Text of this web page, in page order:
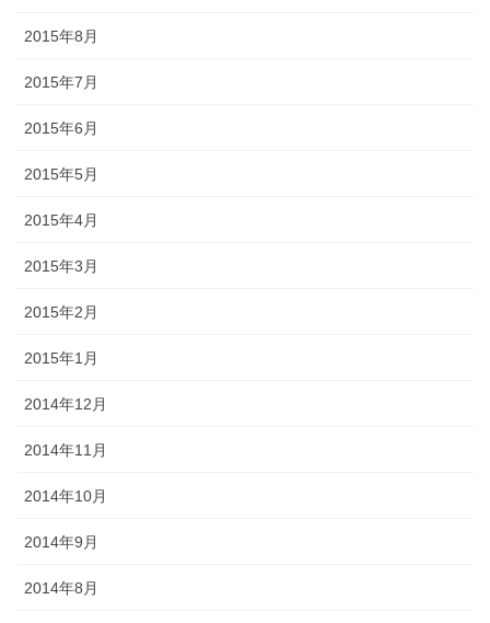
2015年8月
2015年7月
2015年6月
2015年5月
2015年4月
2015年3月
2015年2月
2015年1月
2014年12月
2014年11月
2014年10月
2014年9月
2014年8月